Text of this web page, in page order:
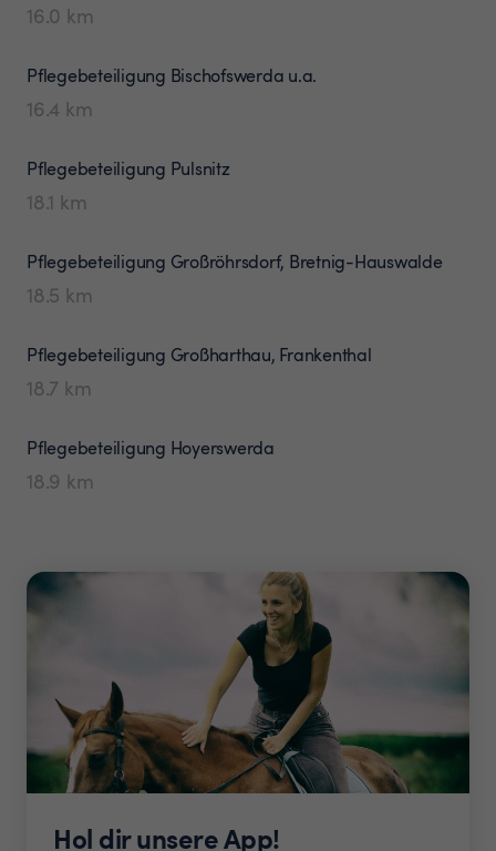
16.0 km
Pflegebeteiligung Bischofswerda u.a.
16.4 km
Pflegebeteiligung Pulsnitz
18.1 km
Pflegebeteiligung Großröhrsdorf, Bretnig-Hauswalde
18.5 km
Pflegebeteiligung Großharthau, Frankenthal
18.7 km
Pflegebeteiligung Hoyerswerda
18.9 km
Hol dir unsere App!